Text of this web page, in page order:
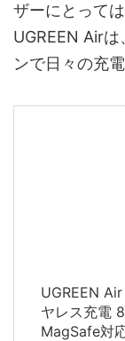
ザーにとって
UGREEN Air
ンで日々の充
UGREEN
ヤレス充電
MagSafe対